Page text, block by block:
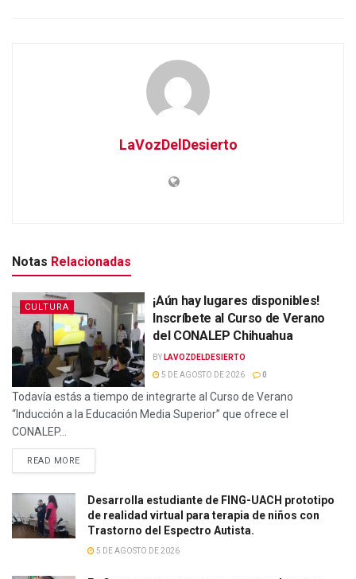
LaVozDelDesierto
Notas Relacionadas
CULTURA
¡Aún hay lugares disponibles!
Inscríbete al Curso de Verano
del CONALEP Chihuahua
BY LAVOZDELDESIERTO
5 DE AGOSTO DE 2026
0
Todavía estás a tiempo de integrarte al Curso de Verano
“Inducción a la Educación Media Superior” que ofrece el
CONALEP...
READ MORE
Desarrolla estudiante de FING-UACH prototipo
de realidad virtual para terapia de niños con
Trastorno del Espectro Autista.
5 DE AGOSTO DE 2026